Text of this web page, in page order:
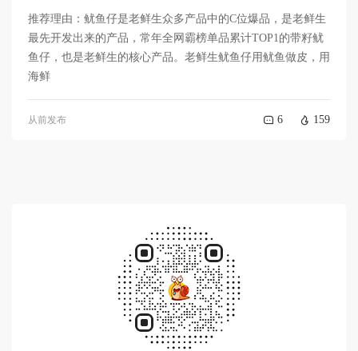
推荐理由：鱿鱼仔是老鲜生众多产品中的C位爆品，是老鲜生
最先开发出来的产品，常年全网霸榜单品累计TOP1的带籽鱿
鱼仔，也是老鲜生的核心产品。老鲜生鱿鱼仔用鱿鱼做皮，用
海鲜
从前发布 6 159